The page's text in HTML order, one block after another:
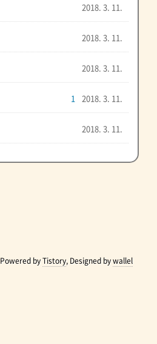
2018. 3. 11.
2018. 3. 11.
2018. 3. 11.
2018. 3. 11.
1
2018. 3. 11.
Powered byTistory, Designed bywallel